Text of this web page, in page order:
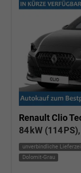
Renault Clio
84 kW (114
unverbindliche
Dolomit-Grau